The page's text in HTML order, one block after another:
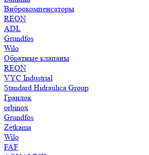
Виброкомпенсаторы
REON
ADL
Grundfos
Wilo
Обратные клапаны
REON
VYC Industrial
Standard Hidraulica Group
Гранлок
orbinox
Grundfos
Zetkama
Wilo
FAF